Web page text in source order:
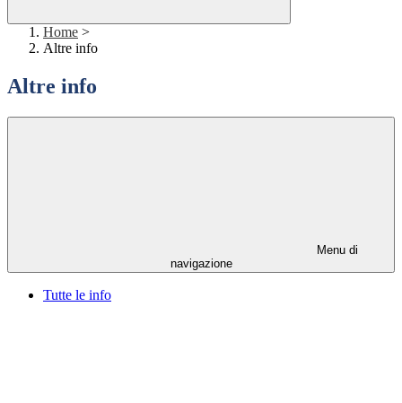
Home >
Altre info
Altre info
Menu di
navigazione
Tutte le info